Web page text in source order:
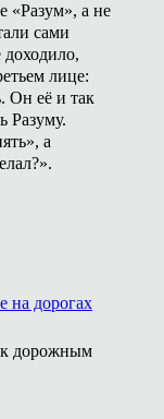
«Разум», а не
сами
лице:
Он её и так
Разуму.
а
на дорогах
к дорожным